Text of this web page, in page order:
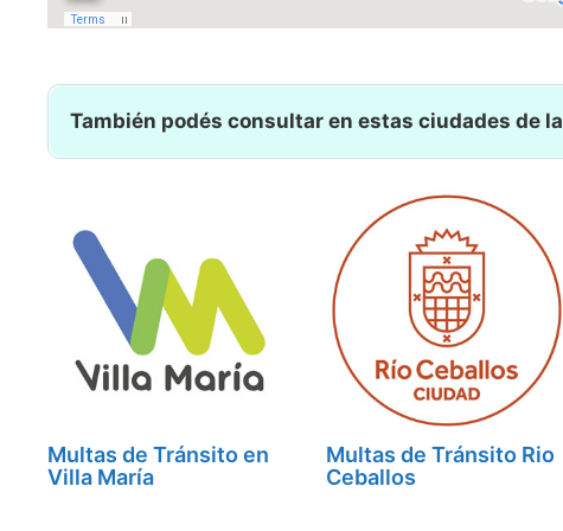
También podés consultar en estas ciudades de la
Multas de Tránsito en
Villa María
Multas de Tránsito Rio
Ceballos